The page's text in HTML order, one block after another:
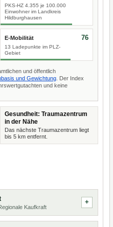
PKS-HZ 4.355 je 100.000
Einwohner im Landkreis
Hildburghausen
E-Mobilität
13 Ladepunkte im PLZ-
Gebiet
76
und öffentlich
und Gewichtung . Der Index
und keine
Gesundheit: Traumazentrum
in der Nähe
Das nächste Traumazentrum liegt
bis 5 km entfernt.
Kaufkraft